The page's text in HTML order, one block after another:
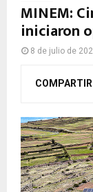
MINEM:
iniciaron
8 de julio de
COMPARTIR